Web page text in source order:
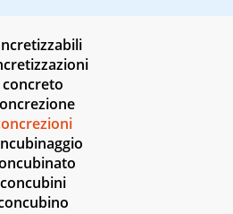
concreto
concubini